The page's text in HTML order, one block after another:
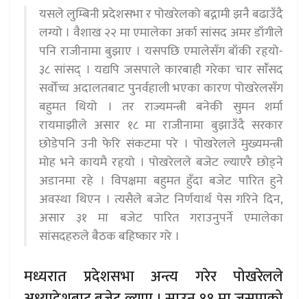
यसले लुम्बिनी प्रदेशसभा र पोखरेलको बद्नामी झनै बढाउँदै
लग्यो । वैशाख २२ मा एमालेका अर्का सांसद अमर डाँगीले
पनि राजीनामा बुझाए । यसपछि एमालेसँग बाँकी रहृयो-
३८ सांसद् । यद्यपि जसपाले कारबाही गरेका चार सांँसद
सर्वोच्च अदालतबाट पुनर्वहाली भएका कारण पोखरेलसँग
बहुमत थियो । तर राज्यमन्त्री बनेकी सुमन शर्मा
रायमाझीले असार १८ मा राजीनामा बुझाउँदै सरकार
छोडेपनि उनी फेरि संकटमा परे । पोखरेलले मुख्यमन्त्री
मोह भने कायमै रहृयो । पोखरेलले बजेट ल्याएरै छोड्ने
अडानमा रहे । विपक्षमा बहुमत हुँदा बजेट पारित हुने
अवस्था थिएन । त्यसैले बजेट निर्णयार्थ पेस गरिने दिन,
असार ३१ मा बजेट पारित गराउनुपर्ने एमालेका
सांसदहरुले बैठक बहिष्कार गरे ।
मध्यरात प्रदेशसभा अन्त्य गरेर पोखरेलले